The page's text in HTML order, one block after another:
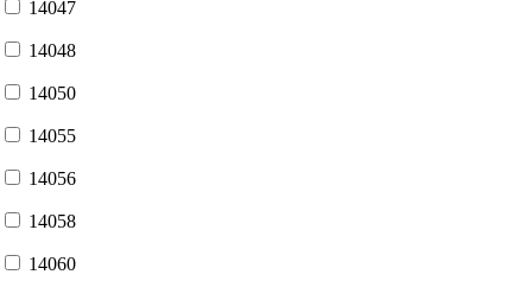
14047
14048
14050
14055
14056
14058
14060